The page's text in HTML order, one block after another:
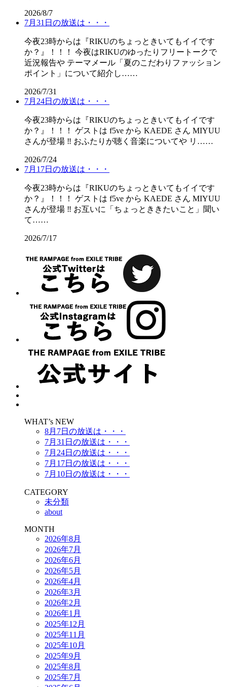
2026/8/7
7月31日の放送は・・・
今夜23時からは『RIKUのちょっときいてもイイです
か？』！！！ 今夜はRIKUのゆったりフリートークで
近況報告や テーマメール「夏のこだわりファッション
ポイント」について紹介し……
2026/7/31
7月24日の放送は・・・
今夜23時からは『RIKUのちょっときいてもイイです
か？』！！！ ゲストは f5ve から KAEDE さん MIYUU
さんが登場 ‼️ おふたりが聴く音楽についてや リ……
2026/7/24
7月17日の放送は・・・
今夜23時からは『RIKUのちょっときいてもイイです
か？』！！！ ゲストは f5ve から KAEDE さん MIYUU
さんが登場 ‼️ お互いに「ちょっとききたいこと」聞い
て……
2026/7/17
WHAT’s NEW
8月7日の放送は・・・
7月31日の放送は・・・
7月24日の放送は・・・
7月17日の放送は・・・
7月10日の放送は・・・
CATEGORY
未分類
about
MONTH
2026年8月
2026年7月
2026年6月
2026年5月
2026年4月
2026年3月
2026年2月
2026年1月
2025年12月
2025年11月
2025年10月
2025年9月
2025年8月
2025年7月